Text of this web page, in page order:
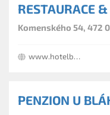
RESTAURACE
Komenského 54, 472
www.hotelbezdezdoksy.cz
PENZION U